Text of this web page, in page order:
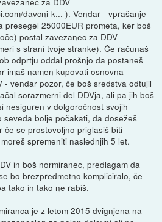
davcni-k... ). Vendar - vprašanje
presegel 25000EUR prometa, ker boš
postal zavezanec za DDV
s strani tvoje stranke). Če računaš
odprtju oddal prošnjo da postaneš
imaš namen kupovati osnovna
- vendar pozor, če boš sredstva odtujil
sorazmerni del DDVja, ali pa jih boš
nesiguren v dolgoročnost svojih
seveda bolje počakati, da dosežeš
če se prostovoljno priglasiš biti
spremeniti naslednjih 5 let.
in boš normiranec, predlagam da
bo brezpredmetno kompliciralo, če
tako in tako ne rabiš.
je z letom 2015 dvignjena na